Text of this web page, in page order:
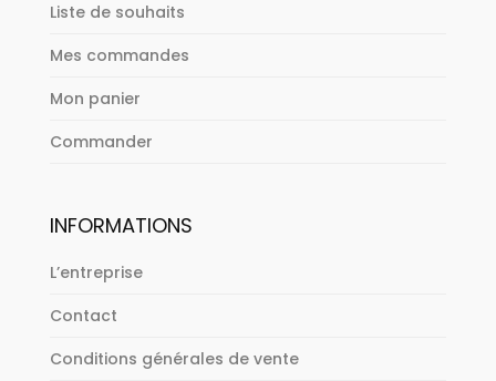
Liste de souhaits
Mes commandes
Mon panier
Commander
INFORMATIONS
L’entreprise
Contact
Conditions générales de vente